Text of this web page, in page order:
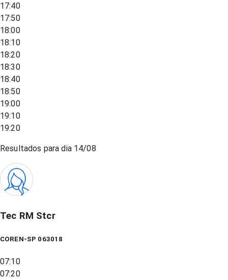
17:40
17:50
18:00
18:10
18:20
18:30
18:40
18:50
19:00
19:10
19:20
Resultados para dia 14/08
Tec RM Stcr
COREN-SP 063018
07:10
07:20